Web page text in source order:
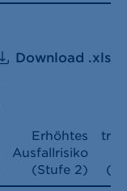
Download .xls
Erhöhtes
Ausfallrisiko
(Stufe 2)